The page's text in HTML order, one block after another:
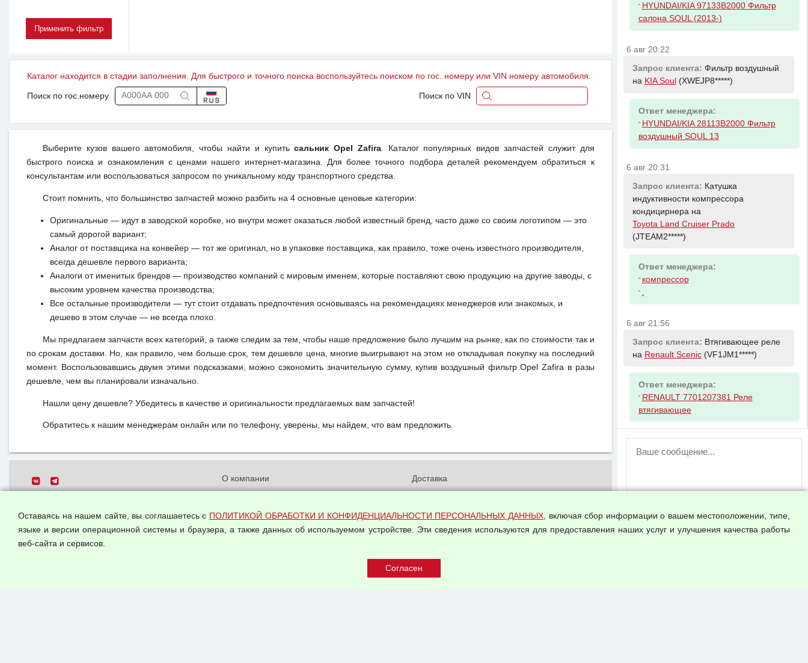
Каталог находится в стадии заполнения. Для быстрого и точного поиска воспользуйтесь поиском по гос. номеру или VIN номеру автомобиля.
Поиск по гос.номеру Поиск по VIN
Выберите кузов вашего автомобиля, чтобы найти и купитьсальник Opel Zafira. Каталог популярных видов запчастей служит для
быстрого поиска и ознакомления с ценами нашего интернет-магазина. Для более точного подбора деталей рекомендуем обратиться к
консультантам или воспользоваться запросом по уникальному коду транспортного средства.
Стоит помнить, что большинство запчастей можно разбить на 4 основные ценовые категории:
Оригинальные — идут в заводской коробке, но внутри может оказаться любой известный бренд, часто даже со своим логотипом — это
самый дорогой вариант;
Аналог от поставщика на конвейер — тот же оригинал, но в упаковке поставщика, как правило, тоже очень известного производителя,
всегда дешевле первого варианта;
Аналоги от именитых брендов — производство компаний с мировым именем, которые поставляют свою продукцию на другие заводы, с
высоким уровнем качества производства;
Все остальные производители — тут стоит отдавать предпочтения основываясь на рекомендациях менеджеров или знакомых, и
дешево в этом случае — не всегда плохо.
Мы предлагаем запчасти всех категорий, а также следим за тем, чтобы наше предложение было лучшим на рынке, как по стоимости так и
по срокам доставки. Но, как правило, чем больше срок, тем дешевле цена, многие выигрывают на этом не откладывая покупку на последний
момент. Воспользовавшись двумя этими подсказками, можно сэкономить значительную сумму, купив воздушный фильтр Opel Zafira в разы
дешевле, чем вы планировали изначально.
Нашли цену дешевле? Убедитесь в качестве и оригинальности предлагаемых вам запчастей!
Обратитесь к нашим менеджерам онлайн или по телефону, уверены, мы найдем, что вам предложить.
Все права защищены.
О компании
данных
Доставка
Оплата и возвраты
Арендодателям
Оставаясь на нашем сайте, вы соглашаетесь с ПОЛИТИКОЙ ОБРАБОТКИ И КОНФИДЕНЦИАЛЬНОСТИ ПЕРСОНАЛЬНЫХ ДАННЫХ, включая сбор информации о вашем местоположении, типе,
языке и версии операционной системы и браузера, а также данных об используемом устройстве. Эти сведения используются для предоставления наших услуг и улучшения качества работы
веб-сайта и сервисов.
- HYUNDAI/KIA 97133B2000 Фильтр
салона SOUL (2013-)
6 авг 20:22
Запрос клиента: Фильтр воздушный
на KIA Soul (XWEJP8*****)
Ответ менеджера:
- HYUNDAI/KIA 28113B2000 Фильтр
воздушный SOUL 13
6 авг 20:31
Запрос клиента: Катушка
индуктивности компрессора
кондицирнера на
Toyota Land Cruiser Prado
(JTEAM2*****)
Ответ менеджера:
- компрессор
-
6 авг 21:56
Запрос клиента: Втягивающее реле
на Renault Scenic(VF1JM1*****)
Ответ менеджера:
- RENAULT 7701207381 Реле
втягивающее
ВНИМАНИЕ!
пользователей временно отключена!
аккаунт.